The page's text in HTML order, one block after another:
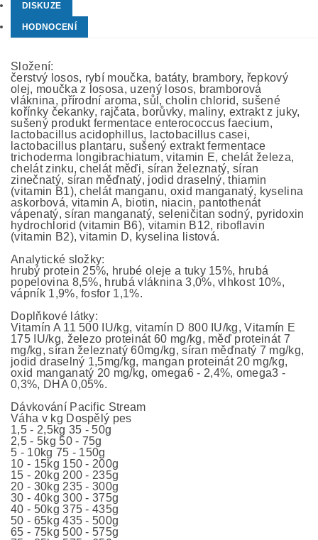
DISKUZE
HODNOCENÍ
Složení:
čerstvý losos, rybí moučka, batáty, brambory, řepkový
olej, moučka z lososa, uzený losos, bramborová
vláknina, přírodní aroma, sůl, cholin chlorid, sušené
kořínky čekanky, rajčata, borůvky, maliny, extrakt z juky,
sušený produkt fermentace enterococcus faecium,
lactobacillus acidophillus, lactobacillus casei,
lactobacillus plantaru, sušený extrakt fermentace
trichoderma longibrachiatum, vitamin E, chelát železa,
chelát zinku, chelát měďi, síran železnatý, síran
zinečnatý, síran měďnatý, jodid draselný, thiamin
(vitamin B1), chelát manganu, oxid manganatý, kyselina
askorbová, vitamin A, biotin, niacin, pantothenát
vápenatý, síran manganatý, seleničitan sodný, pyridoxin
hydrochlorid (vitamin B6), vitamin B12, riboflavin
(vitamin B2), vitamin D, kyselina listová.
Analytické složky:
hrubý protein 25%, hrubé oleje a tuky 15%, hrubá
popelovina 8,5%, hrubá vláknina 3,0%, vlhkost 10%,
vápník 1,9%, fosfor 1,1%.
Doplňkové látky:
Vitamín A 11 500 IU/kg, vitamín D 800 IU/kg, Vitamín E
175 IU/kg, železo proteinát 60 mg/kg, měď proteinát 7
mg/kg, síran železnatý 60mg/kg, síran měďnatý 7 mg/kg,
jodid draselný 1,5mg/kg, mangan proteinát 20 mg/kg,
oxid manganatý 20 mg/kg, omega6 - 2,4%, omega3 -
0,3%, DHA 0,05%.
Dávkování Pacific Stream
Váha v kg Dospělý pes
1,5 - 2,5kg 35 - 50g
2,5 - 5kg 50 - 75g
5 - 10kg 75 - 150g
10 - 15kg 150 - 200g
15 - 20kg 200 - 235g
20 - 30kg 235 - 300g
30 - 40kg 300 - 375g
40 - 50kg 375 - 435g
50 - 65kg 435 - 500g
65 - 75kg 500 - 575g